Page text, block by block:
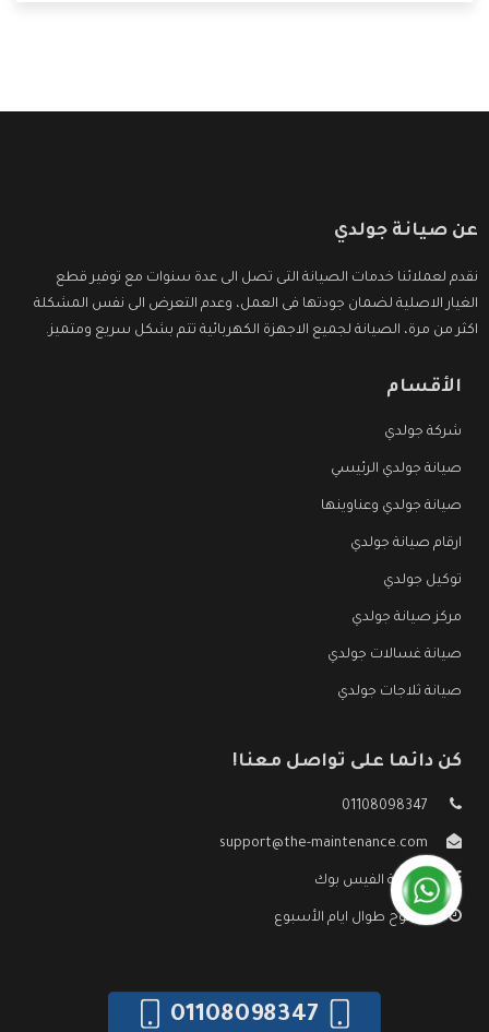
عن صيانة جولدي
نقدم لعملائنا خدمات الصيانة التى تصل الى عدة سنوات مع توفير قطع
الغيار الاصلية لضمان جودتها فى العمل، وعدم التعرض الى نفس المشكلة
اكثر من مرة، الصيانة لجميع الاجهزة الكهربائية تتم بشكل سريع ومتميز.
الأقسام
شركة جولدي
صيانة جولدي الرئيسي
صيانة جولدي وعناوينها
ارقام صيانة جولدي
توكيل جولدي
مركز صيانة جولدي
صيانة غسالات جولدي
صيانة ثلاجات جولدي
كن دائما على تواصل معنا!
01108098347
support@the-maintenance.com
صفحة الفيس بوك
مفتوح طوال ايام الأسبوع
01108098347